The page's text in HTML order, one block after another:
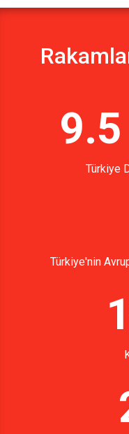
Türkiye
Türkiye'nin